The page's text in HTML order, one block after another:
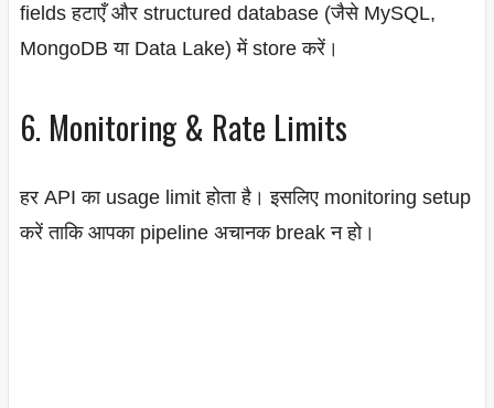
fields हटाएँ और structured database (जैसे MySQL,
MongoDB या Data Lake) में store करें।
6. Monitoring & Rate Limits
हर API का usage limit होता है। इसलिए monitoring setup
करें ताकि आपका pipeline अचानक break न हो।